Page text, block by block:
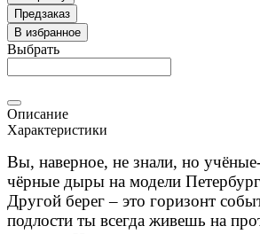
Предзаказ
В избранное
Выбрать
Описание
Характеристики
Вы, наверное, не знали, но
чёрные дыры на модели
Другой берег – это горизонт
подлости ты всегда живешь на